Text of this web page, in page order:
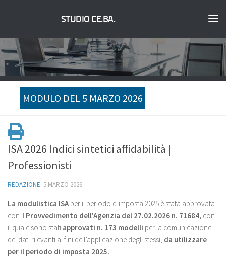
STUDIO CE.BA.
MODULO DEL 5 MARZO 2026
ISA 2026 Indici sintetici affidabilità |
Professionisti
REDAZIONE· 5 MARZO 2026
La modulistica ISAper il periodo d’imposta 2025 è stata approvata
con il Provvedimento dell'Agenzia del 27.02.2026 n. 71684, con
il quale sono stati approvati n. 173 modelli per la comunicazione
dei dati rilevanti ai fini dell’applicazione degli stessi, da utilizzare
per il periodo di imposta 2025.